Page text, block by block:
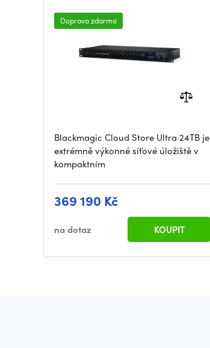
Doprava zdarma
Blackmagic Cloud Store Ultra 24TB je
extrémně výkonné síťové úložiště v
kompaktním
369 190 Kč
na dotaz KOUPIT